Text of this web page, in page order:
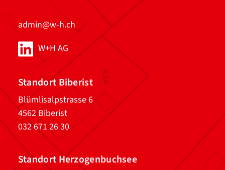
admin@w-h.ch
W+H AG
Standort Biberist
Blümlisalpstrasse 6
4562 Biberist
032 671 26 30
Standort Herzogenbuchsee